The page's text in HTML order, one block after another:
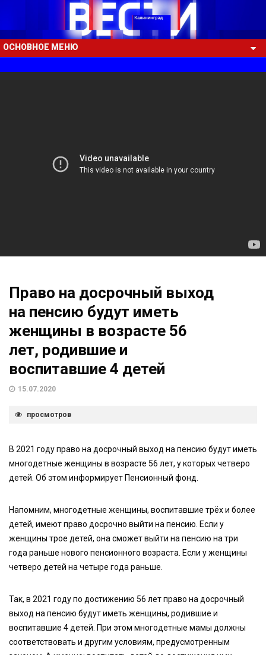
ОСНОВНОЕ МЕНЮ
Право на досрочный выход
на пенсию будут иметь
женщины в возрасте 56
лет, родившие и
воспитавшие 4 детей
15.07.2020
просмотров
В 2021 году право на досрочный выход на пенсию будут иметь
многодетные женщины в возрасте 56 лет, у которых четверо
детей. Об этом информирует Пенсионный фонд.
Напомним, многодетные женщины, воспитавшие трёх и более
детей, имеют право досрочно выйти на пенсию. Если у
женщины трое детей, она сможет выйти на пенсию на три
года раньше нового пенсионного возраста. Если у женщины
четверо детей на четыре года раньше.
Так, в 2021 году по достижению 56 лет право на досрочный
выход на пенсию будут иметь женщины, родившие и
воспитавшие 4 детей. При этом многодетные мамы должны
соответствовать и другим условиям, предусмотренным